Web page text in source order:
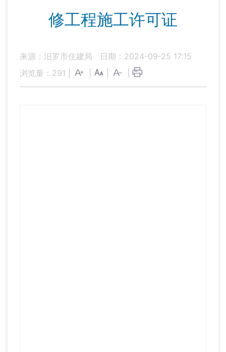
修工程施工许可证
来源：汨罗市住建局
日期：2024-09-25 17:15
浏览量： 291